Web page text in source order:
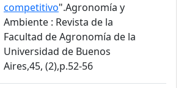
competitivo".Agronomía y
Ambiente : Revista de la
Facultad de Agronomía de la
Universidad de Buenos
Aires,45, (2),p.52-56